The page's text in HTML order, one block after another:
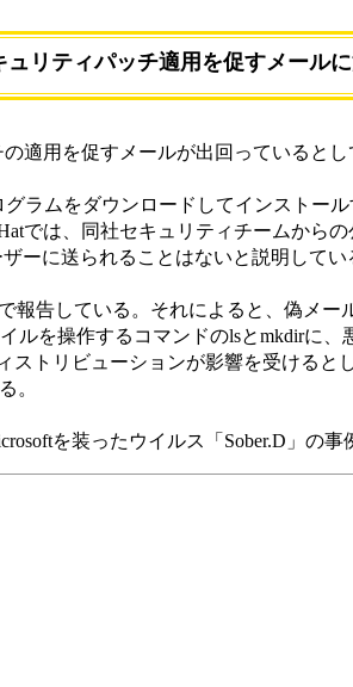
リティパッチ適用を促すメール
用を促すメールが出回っているとし
ラムをダウンロードしてインストー
では、同社セキュリティチームから
ーに送られることはないと説明してい
告している。それによると、偽メー
ルを操作するコマンドのlsとmkdirに
ストリビューションが影響を受けると
。
を装ったウイルス「Sober.D」の事